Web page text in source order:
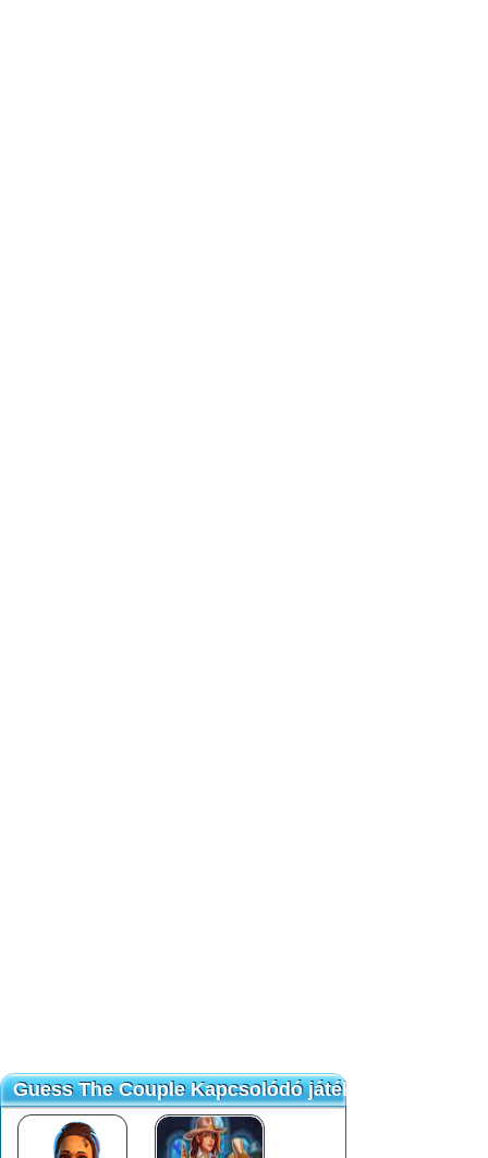
Guess The Couple Kapcsolódó játékok
Guess The Couple Kapcsolódó játékok